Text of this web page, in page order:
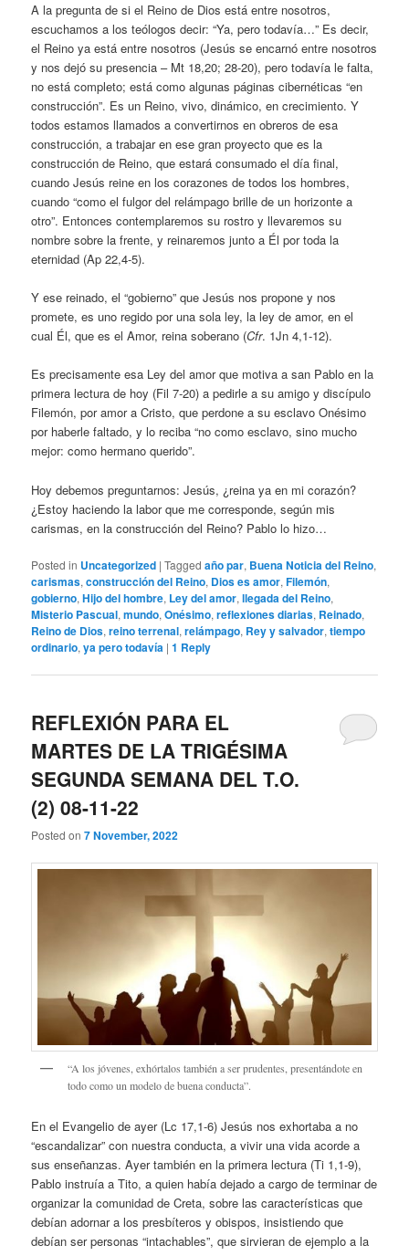
A la pregunta de si el Reino de Dios está entre nosotros,
escuchamos a los teólogos decir: “Ya, pero todavía…” Es decir,
el Reino ya está entre nosotros (Jesús se encarnó entre nosotros
y nos dejó su presencia – Mt 18,20; 28-20), pero todavía le falta,
no está completo; está como algunas páginas cibernéticas “en
construcción”. Es un Reino, vivo, dinámico, en crecimiento. Y
todos estamos llamados a convertirnos en obreros de esa
construcción, a trabajar en ese gran proyecto que es la
construcción de Reino, que estará consumado el día final,
cuando Jesús reine en los corazones de todos los hombres,
cuando “como el fulgor del relámpago brille de un horizonte a
otro”. Entonces contemplaremos su rostro y llevaremos su
nombre sobre la frente, y reinaremos junto a Él por toda la
eternidad (Ap 22,4-5).
Y ese reinado, el “gobierno” que Jesús nos propone y nos
promete, es uno regido por una sola ley, la ley de amor, en el
cual Él, que es el Amor, reina soberano (Cfr. 1Jn 4,1-12).
Es precisamente esa Ley del amor que motiva a san Pablo en la
primera lectura de hoy (Fil 7-20) a pedirle a su amigo y discípulo
Filemón, por amor a Cristo, que perdone a su esclavo Onésimo
por haberle faltado, y lo reciba “no como esclavo, sino mucho
mejor: como hermano querido”.
Hoy debemos preguntarnos: Jesús, ¿reina ya en mi corazón?
¿Estoy haciendo la labor que me corresponde, según mis
carismas, en la construcción del Reino? Pablo lo hizo…
Posted in Uncategorized |Tagged año par, Buena Noticia del Reino,
carismas,construcción del Reino, Dios es amor,Filemón,
gobierno,Hijo del hombre, Ley del amor,llegada del Reino,
Misterio Pascual,mundo,Onésimo,reflexiones diarias, Reinado,
Reino de Dios,reino terrenal,relámpago, Rey y salvador,tiempo
ordinario,ya pero todavía |1 Reply
REFLEXIÓN PARA EL
MARTES DE LA TRIGÉSIMA
SEGUNDA SEMANA DEL T.O.
(2) 08-11-22
Posted on7 November, 2022
“A los jóvenes, exhórtalos también a ser prudentes, presentándote en
todo como un modelo de buena conducta”.
En el Evangelio de ayer (Lc 17,1-6) Jesús nos exhortaba a no
“escandalizar” con nuestra conducta, a vivir una vida acorde a
sus enseñanzas. Ayer también en la primera lectura (Ti 1,1-9),
Pablo instruía a Tito, a quien había dejado a cargo de terminar de
organizar la comunidad de Creta, sobre las características que
debían adornar a los presbíteros y obispos, insistiendo que
debían ser personas “intachables”, que sirvieran de ejemplo a la